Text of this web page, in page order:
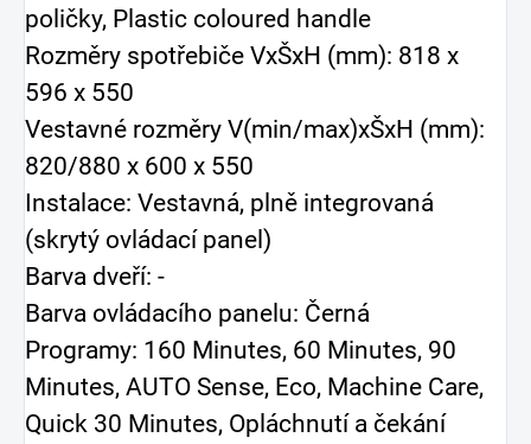
poličky, Plastic coloured handle
Rozměry spotřebiče VxŠxH (mm): 818 x
596 x 550
Vestavné rozměry V(min/max)xŠxH (mm):
820/880 x 600 x 550
Instalace: Vestavná, plně integrovaná
(skrytý ovládací panel)
Barva dveří: -
Barva ovládacího panelu: Černá
Programy: 160 Minutes, 60 Minutes, 90
Minutes, AUTO Sense, Eco, Machine Care,
Quick 30 Minutes, Opláchnutí a čekání